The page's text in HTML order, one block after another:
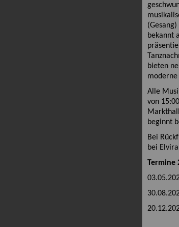
bekannt
bieten
moderne
Alle
von
beginnt
Bei
bei
Termine